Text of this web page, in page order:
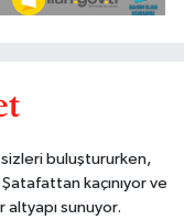
buluştururken,
kaçınıyor ve
sunuyor.